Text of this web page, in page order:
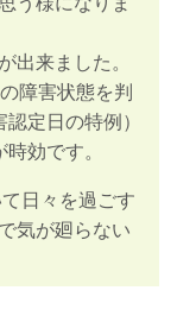
出来ました。
障害状態を判
定日の特例）
時効です。
日々を過ごす
気が廻らない